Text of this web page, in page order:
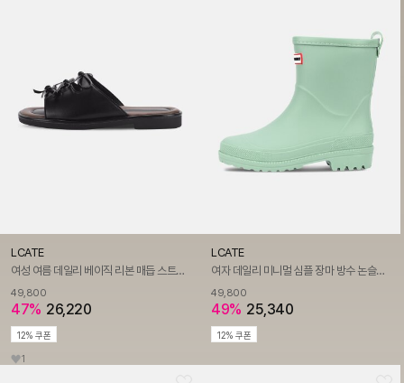
LCATE
여성 여름 데일리 베이직 리본 매듭 스트랩 비건레더 로우힐 플랫 슬리퍼 LSS703
49,800
47% 26,220
12% 쿠폰
1
LCATE
여자 데일리 미니멀 심플 장마 방수 논슬립 중목 미들 굽있는 레인부츠 LSS523
49,800
49% 25,340
12% 쿠폰